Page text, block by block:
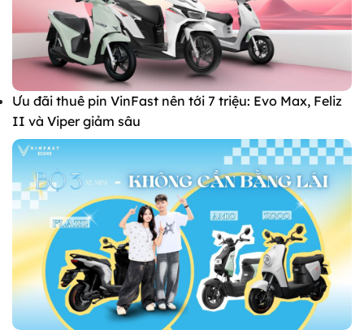
Ưu đãi thuê pin VinFast nên tới 7 triệu: Evo Max, Feliz
II và Viper giảm sâu